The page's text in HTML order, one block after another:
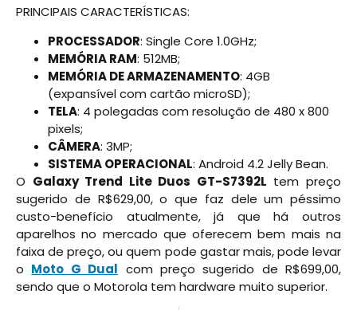
PRINCIPAIS CARACTERÍSTICAS:
PROCESSADOR: Single Core 1.0GHz;
MEMÓRIA RAM: 512MB;
MEMÓRIA DE ARMAZENAMENTO: 4GB
(expansível com cartão microSD);
TELA: 4 polegadas com resolução de 480 x 800
pixels;
CÂMERA: 3MP;
SISTEMA OPERACIONAL: Android 4.2 Jelly Bean.
O Galaxy Trend Lite Duos GT-S7392L tem preço
sugerido de R$629,00, o que faz dele um péssimo
custo-benefício atualmente, já que há outros
aparelhos no mercado que oferecem bem mais na
faixa de preço, ou quem pode gastar mais, pode levar
o Moto G Dual com preço sugerido de R$699,00,
sendo que o Motorola tem hardware muito superior.